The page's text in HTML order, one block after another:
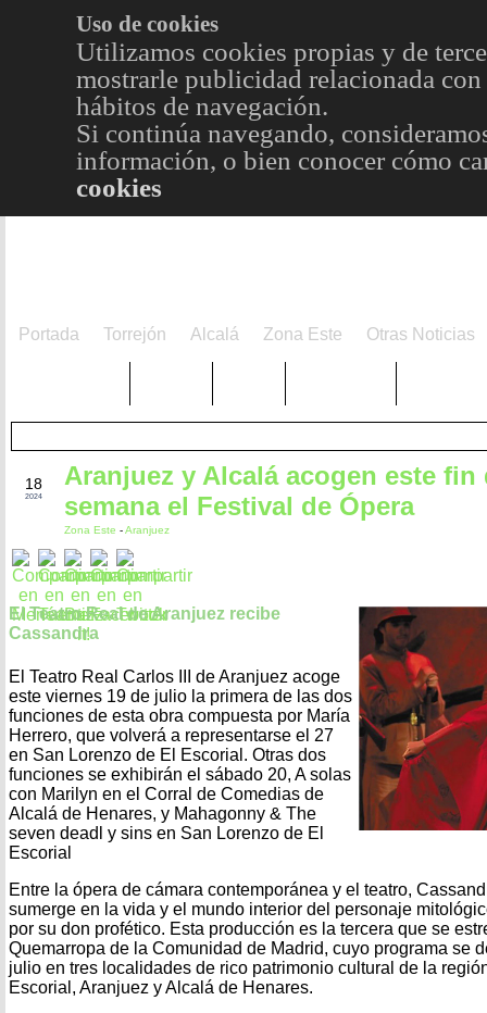
Uso de cookies
Utilizamos cookies propias y de
mostrarle publicidad relacionada
hábitos de navegación.
Si continúa navegando,
información, o bien conocer cómo
cookies
Portada Torrejón Alcalá Zona Este Otras Noticias
18
2024
Aranjuez y Alcalá acogen este fin
semana el Festival de Ópera
Zona Este -Aranjuez
El Teatro Real de Aranjuez recibe
Cassandra
El Teatro Real Carlos III de Aranjuez acoge
este viernes 19 de julio la primera de las dos
funciones de esta obra compuesta por María
Herrero, que volverá a representarse el 27
en San Lorenzo de El Escorial. Otras dos
funciones se exhibirán el sábado 20, A solas
con Marilyn en el Corral de Comedias de
Alcalá de Henares, y Mahagonny & The
seven deadl y sins en San Lorenzo de El
Escorial
Entre la ópera de cámara contemporánea y el teatro,
sumerge en la vida y el mundo interior del personaje
por su don profético. Esta producción es la tercera que se
Quemarropa de la Comunidad de Madrid, cuyo programa se
julio en tres localidades de rico patrimonio cultural de la
Escorial, Aranjuez y Alcalá de Henares.